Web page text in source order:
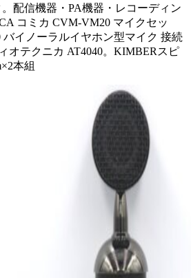
配信機器・PA機器・レコーディン
コミカ CVM-VM20 マイクセッ
バイノーラルイヤホン型マイク 接続
オテクニカ AT4040。KIMBERスピ
本組